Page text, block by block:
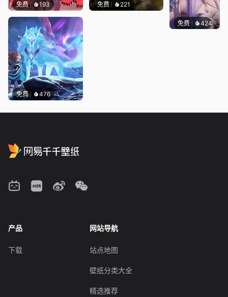
免费 193 免费 221
免费 476
免费 424好看
产品
下载
网站导航
站点地图
壁纸分类大全
精选推荐